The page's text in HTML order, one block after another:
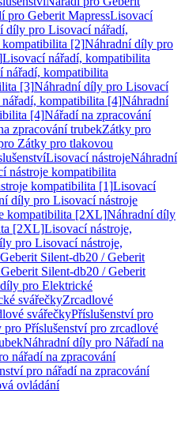
pro Geberit MapressLisovací
díly pro Lisovací nářadí,
[2]Náhradní díly pro
Lisovací nářadí, kompatibilita
nářadí, kompatibilita
[3]Náhradní díly pro Lisovací
kompatibilita [4]Náhradní
[4]Nářadí na zpracování
zpracování trubekZátky pro
Zátky pro tlakovou
Lisovací nástrojeNáhradní
nástroje kompatibilita
kompatibilita [1]Lisovací
díly pro Lisovací nástroje
kompatibilita [2XL]Náhradní díly
[2XL]Lisovací nástroje,
pro Lisovací nástroje,
Silent-db20 / Geberit
Silent-db20 / Geberit
pro Elektrické
svářečkyZrcadlové
svářečkyPříslušenství pro
Příslušenství pro zrcadlové
Náhradní díly pro Nářadí na
nářadí na zpracování
pro nářadí na zpracování
ovládání